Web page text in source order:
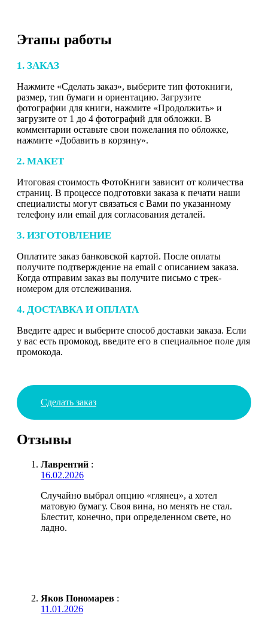
Этапы работы
1. ЗАКАЗ
Нажмите «Сделать заказ», выберите тип фотокниги,
размер, тип бумаги и ориентацию. Загрузите
фотографии для книги, нажмите «Продолжить» и
загрузите от 1 до 4 фотографий для обложки. В
комментарии оставьте свои пожелания по обложке,
нажмите «Добавить в корзину».
2. МАКЕТ
Итоговая стоимость ФотоКниги зависит от количества
страниц. В процессе подготовки заказа к печати наши
специалисты могут связаться с Вами по указанному
телефону или email для согласования деталей.
3. ИЗГОТОВЛЕНИЕ
Оплатите заказ банковской картой. После оплаты
получите подтверждение на email с описанием заказа.
Когда отправим заказ вы получите письмо с трек-
номером для отслеживания.
4. ДОСТАВКА И ОПЛАТА
Введите адрес и выберите способ доставки заказа. Если
у вас есть промокод, введите его в специальное поле для
промокода.
Сделать заказ
Отзывы
Лаврентий :
16.02.2026
Случайно выбрал опцию «глянец», а хотел
матовую бумагу. Своя вина, но менять не стал.
Блестит, конечно, при определенном свете, но
ладно.
Яков Пономарев :
11.01.2026